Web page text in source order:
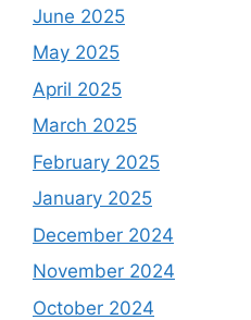
June 2025
May 2025
April 2025
March 2025
February 2025
January 2025
December 2024
November 2024
October 2024